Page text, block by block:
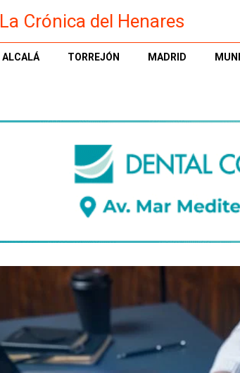
La Crónica del Henares
ALCALÁ TORREJÓN MADRID